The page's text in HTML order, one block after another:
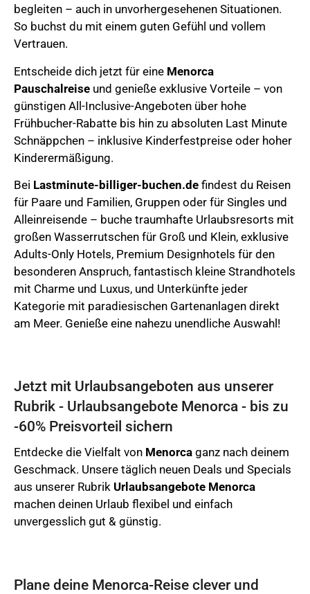
begleiten – auch in unvorhergesehenen Situationen.
So buchst du mit einem guten Gefühl und vollem
Vertrauen.
Entscheide dich jetzt für eine Menorca
Pauschalreise und genieße exklusive Vorteile – von
günstigen All-Inclusive-Angeboten über hohe
Frühbucher-Rabatte bis hin zu absoluten Last Minute
Schnäppchen – inklusive Kinderfestpreise oder hoher
Kinderermäßigung.
Bei Lastminute-billiger-buchen.de findest du Reisen
für Paare und Familien, Gruppen oder für Singles und
Alleinreisende – buche traumhafte Urlaubsresorts mit
großen Wasserrutschen für Groß und Klein, exklusive
Adults-Only Hotels, Premium Designhotels für den
besonderen Anspruch, fantastisch kleine Strandhotels
mit Charme und Luxus, und Unterkünfte jeder
Kategorie mit paradiesischen Gartenanlagen direkt
am Meer. Genieße eine nahezu unendliche Auswahl!
Jetzt mit Urlaubsangeboten aus unserer
Rubrik - Urlaubsangebote Menorca - bis zu
-60% Preisvorteil sichern
Entdecke die Vielfalt von Menorca ganz nach deinem
Geschmack. Unsere täglich neuen Deals und Specials
aus unserer Rubrik Urlaubsangebote Menorca
machen deinen Urlaub flexibel und einfach
unvergesslich gut & günstig.
Plane deine Menorca-Reise clever und